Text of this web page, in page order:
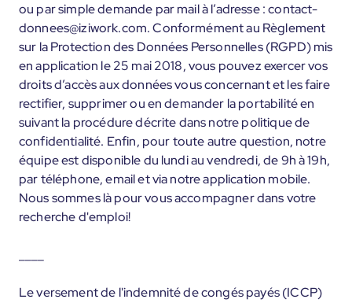
ou par simple demande par mail à l’adresse : contact-
donnees@iziwork.com. Conformément au Règlement
sur la Protection des Données Personnelles (RGPD) mis
en application le 25 mai 2018, vous pouvez exercer vos
droits d’accès aux données vous concernant et les faire
rectifier, supprimer ou en demander la portabilité en
suivant la procédure décrite dans notre politique de
confidentialité. Enfin, pour toute autre question, notre
équipe est disponible du lundi au vendredi, de 9h à 19h,
par téléphone, email et via notre application mobile.
Nous sommes là pour vous accompagner dans votre
recherche d'emploi!
Le versement de l'indemnité de congés payés (ICCP)